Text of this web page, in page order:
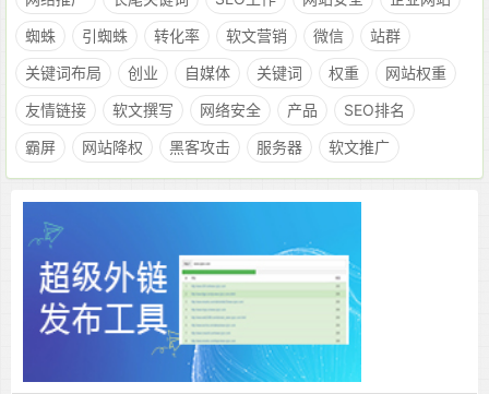
蜘蛛
引蜘蛛 转化率 软文营销 微信
站群
关键词布局
创业 自媒体 关键词 权重
网站权重
友情链接
软文撰写 网络安全 产品
SEO排名
霸屏
网站降权 黑客攻击 服务器 软文推广